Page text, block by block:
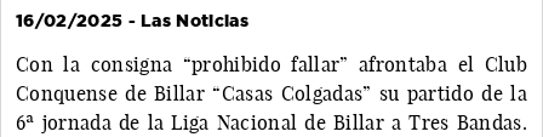
16/02/2025 - Las Noticias
Con la consigna “prohibido fallar” afrontaba el Club
Conquense de Billar “Casas Colgadas” su partido de la
6ª jornada de la Liga Nacional de Billar a Tres Bandas.